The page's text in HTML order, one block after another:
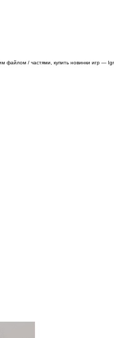
файлом / частями, купить новинки игр —